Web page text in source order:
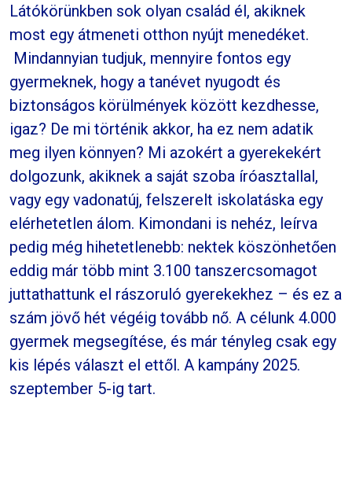
Látókörünkben sok olyan család él, akiknek
most egy átmeneti otthon nyújt menedéket.
Mindannyian tudjuk, mennyire fontos egy
gyermeknek, hogy a tanévet nyugodt és
biztonságos körülmények között kezdhesse,
igaz? De mi történik akkor, ha ez nem adatik
meg ilyen könnyen? Mi azokért a gyerekekért
dolgozunk, akiknek a saját szoba íróasztallal,
vagy egy vadonatúj, felszerelt iskolatáska egy
elérhetetlen álom. Kimondani is nehéz, leírva
pedig még hihetetlenebb: nektek köszönhetően
eddig már több mint 3.100 tanszercsomagot
juttathattunk el rászoruló gyerekekhez – és ez a
szám jövő hét végéig tovább nő. A célunk 4.000
gyermek megsegítése, és már tényleg csak egy
kis lépés választ el ettől. A kampány 2025.
szeptember 5-ig tart.